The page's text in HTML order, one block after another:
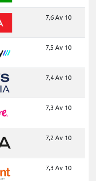
7,6 Av 10
7,5 Av 10
7,4 Av 10
7,3 Av 10
7,2 Av 10
7,3 Av 10